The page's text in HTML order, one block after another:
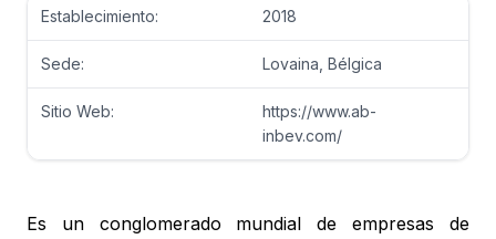
Establecimiento: 2018
Sede: Lovaina, Bélgica
Sitio Web:
https://www.ab-
inbev.com/
Es un conglomerado mundial de empresas de